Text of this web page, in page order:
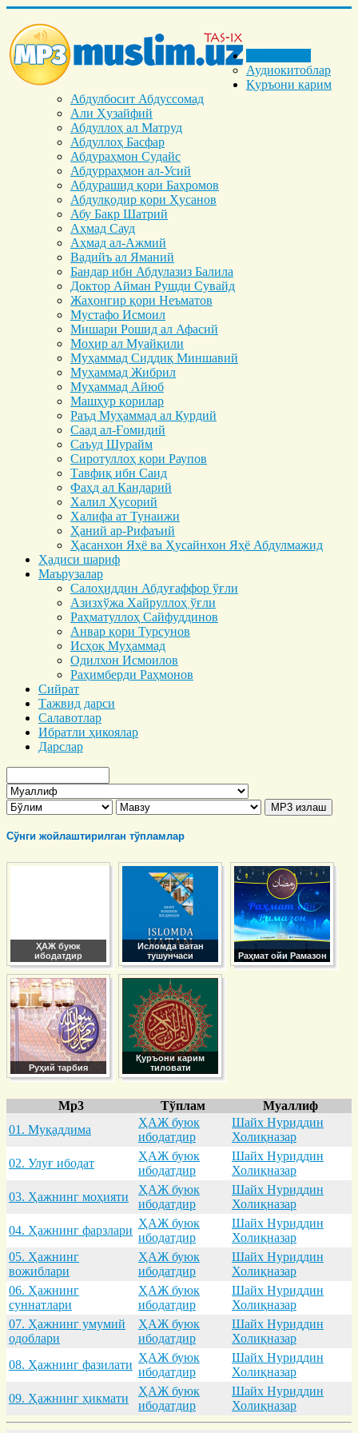
Аудиокитоблар
Қуръони карим
Абдулбосит Абдуссомад
Али Ҳузайфий
Абдуллоҳ ал Матруд
Абдуллоҳ Басфар
Абдураҳмон Судайс
Абдурраҳмон ал-Усий
Абдурашид қори Баҳромов
Абдулқодир қори Ҳусанов
Абу Бакр Шатрий
Аҳмад Сауд
Аҳмад ал-Ажмий
Вадийъ ал Яманий
Бандар ибн Абдулазиз Балила
Доктор Айман Рушди Сувайд
Жаҳонгир қори Неъматов
Мустафо Исмоил
Мишари Рошид ал Афасий
Моҳир ал Муайқили
Муҳаммад Cиддиқ Миншавий
Муҳаммад Жибрил
Муҳаммад Айюб
Машҳур қорилар
Раъд Муҳаммад ал Курдий
Саад ал-Ғомидий
Саъуд Шурайм
Сиротуллоҳ қори Раупов
Тавфиқ ибн Саид
Фаҳд ал Кандарий
Халил Ҳусорий
Халифа ат Тунаижи
Ҳаний ар-Рифаъий
Ҳасанхон Яҳё ва Ҳусайнхон Яҳё Абдулмажид
Ҳадиси шариф
Маърузалар
Салоҳиддин Абдуғаффор ўғли
Азизхўжа Хайруллоҳ ўғли
Раҳматуллоҳ Сайфуддинов
Анвар қори Турсунов
Исҳоқ Муҳаммад
Одилхон Исмоилов
Раҳимберди Раҳмонов
Сийрат
Тажвид дарси
Салавотлар
Ибратли ҳикоялар
Дарслар
Сўнги жойлаштирилган тўпламлар
ҲАЖ буюк
ибодатдир
Исломда ватан
тушунчаси
Раҳмат ойи Рамазон
Руҳий тарбия
Қуръони карим
тиловати
Mp3 Тўплам
Муаллиф
01. Муқaддимa
ҲАЖ буюк
ибодатдир
Шайх Нуриддин
Холиқназар
02. Улуғ ибодaт
ҲАЖ буюк
ибодатдир
Шайх Нуриддин
Холиқназар
03. Ҳaжнинг моҳияти
ҲАЖ буюк
ибодатдир
Шайх Нуриддин
Холиқназар
04. Ҳaжнинг фaрзлaри
ҲАЖ буюк
ибодатдир
Шайх Нуриддин
Холиқназар
05. Ҳaжнинг
вожиблaри
ҲАЖ буюк
ибодатдир
Шайх Нуриддин
Холиқназар
06. Ҳaжнинг
суннaтлaри
ҲАЖ буюк
ибодатдир
Шайх Нуриддин
Холиқназар
07. Ҳaжнинг умумий
одоблaри
ҲАЖ буюк
ибодатдир
Шайх Нуриддин
Холиқназар
08. Ҳaжнинг фaзилaти
ҲАЖ буюк
ибодатдир
Шайх Нуриддин
Холиқназар
09. Ҳaжнинг ҳикмaти
ҲАЖ буюк
ибодатдир
Шайх Нуриддин
Холиқназар